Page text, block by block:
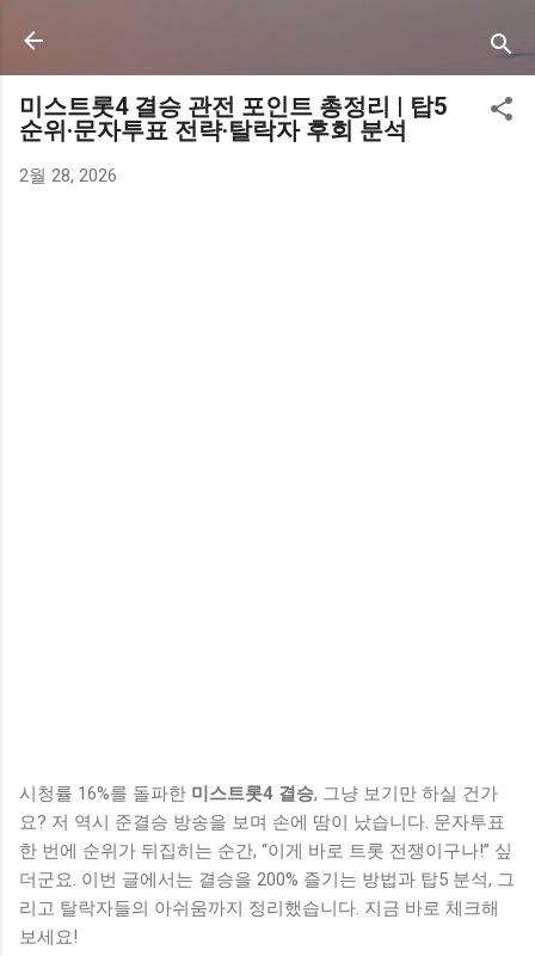
미스트롯4 결승 관전 포인트 총정리 | 탑5
순위·문자투표 전략·탈락자 후회 분석
2월 28, 2026
시청률 16%를 돌파한 미스트롯4 결승, 그냥 보기만 하실 건가
요? 저 역시 준결승 방송을 보며 손에 땀이 났습니다. 문자투표
한 번에 순위가 뒤집히는 순간, “이게 바로 트롯 전쟁이구나!” 싶
더군요. 이번 글에서는 결승을 200% 즐기는 방법과 탑5 분석, 그
리고 탈락자들의 아쉬움까지 정리했습니다. 지금 바로 체크해
보세요!